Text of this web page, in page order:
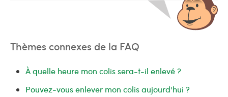
Thèmes connexes de la FAQ
À quelle heure mon colis sera-t-il enlevé ?
Pouvez-vous enlever mon colis aujourd'hui ?